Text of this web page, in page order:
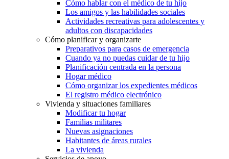
Cómo hablar con el médico de tu hijo
Los amigos y las habilidades sociales
Actividades recreativas para adolescentes y
adultos con discapacidades
Cómo planificar y organizarte
Preparativos para casos de emergencia
Cuando ya no puedas cuidar de tu hijo
Planificación centrada en la persona
Hogar médico
Cómo organizar los expedientes médicos
El registro médico electrónico
Vivienda y situaciones familiares
Modificar tu hogar
Familias militares
Nuevas asignaciones
Habitantes de áreas rurales
La vivienda